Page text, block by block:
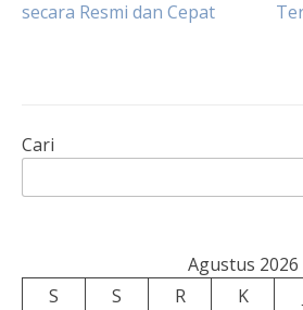
pos
secara Resmi dan Cepat
Cari
Agustus 2026
S
S R K